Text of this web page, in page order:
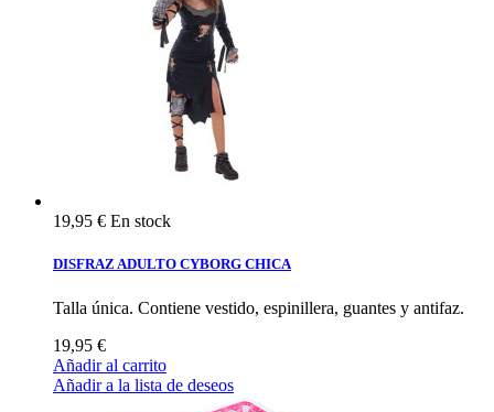
19,95 € En stock
DISFRAZ ADULTO CYBORG CHICA
Talla única. Contiene vestido, espinillera, guantes y antifaz.
19,95 €
Añadir al carrito
Añadir a la lista de deseos